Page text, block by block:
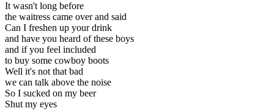
It wasn't long before
the waitress came over and said
Can I freshen up your drink
and have you heard of these boys
and if you feel included
to buy some cowboy boots
Well it's not that bad
we can talk above the noise
So I sucked on my beer
Shut my eyes